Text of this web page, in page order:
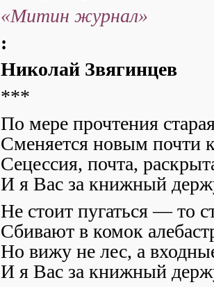
«Митин журнал»
:
Николай Звягинцев
***
По мере прочтения
Сменяется новым
Сецессия, почта,
И я Вас за книжный
Не стоит пугаться — то
Сбивают в комок
Но вижу не лес, а
И я Вас за книжный